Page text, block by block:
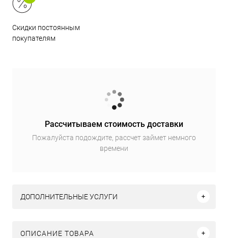
Скидки постоянным
покупателям
Рассчитываем стоимость доставки
Пожалуйста подождите, рассчет займет немного
времени
ДОПОЛНИТЕЛЬНЫЕ УСЛУГИ
ОПИСАНИЕ ТОВАРА